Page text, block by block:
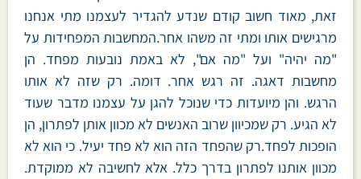
זאת, מאוד חשוב קודם שנדע להגדיר לעצמנו מתי אנחנו
מרגישים אותו ומתי זה משהו אחר.המחשבות המפחידות על
"מה יהיה" ועל "מה אם", לא באמת נובעות מפחד. הן
מחשבות דאגה. זה רגש אחר. דומה. רק שזה לא אותו
הרגש. והן מיועדות כדי שנוכל להגן על עצמנו מדבר שעוד
לא הגיע. רק שמכיוון שרוב האנשים לא מכוון אותן לפתרון, הן
הופכות לפחד.רק שהפחד הזה הוא לא פחד יעיל. כי הוא לא
מכוון אותנו לפתרון בדרך כלל. אלא לחשיבה לא ממוקדת.